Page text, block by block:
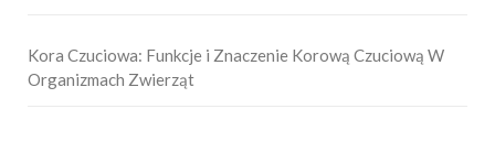
Kora Czuciowa: Funkcje i Znaczenie Korową Czuciową W
Organizmach Zwierząt